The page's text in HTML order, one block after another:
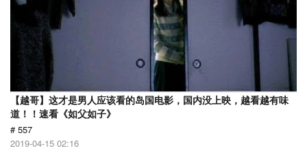
【越哥】这才是男人应该看的岛国电影，国内没上映，越看越有味
道！！速看《如父如子》
# 557
2019-04-15 02:16